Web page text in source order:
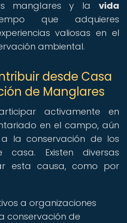
manglares y la vida
que adquieres
valiosas en el
ambiental.
desde Casa
de Manglares
activamente en
en el campo, aún
la conservación de los
casa. Existen diversas
esta causa, como por
a organizaciones
conservación de